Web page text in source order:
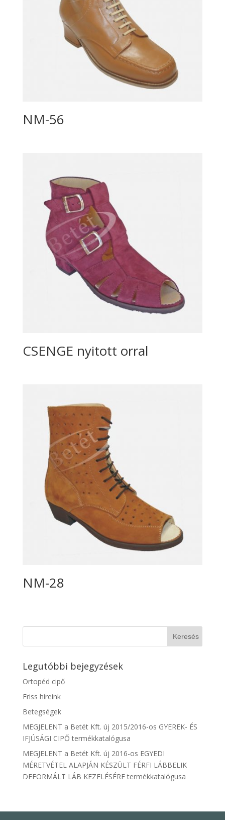
NM-56
CSENGE nyitott orral
NM-28
Legutóbbi bejegyzések
Ortopéd cipő
Friss híreink
Betegségek
MEGJELENT a Betét Kft. új 2015/2016-os GYEREK- ÉS
IFJÚSÁGI CIPŐ termékkatalógusa
MEGJELENT a Betét Kft. új 2016-os EGYEDI
MÉRETVÉTEL ALAPJÁN KÉSZÜLT FÉRFI LÁBBELIK
DEFORMÁLT LÁB KEZELÉSÉRE termékkatalógusa